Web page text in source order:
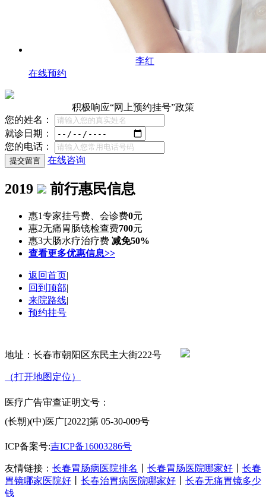
李红
在线预约
积极响应“网上预约挂号”政策
您的姓名：
就诊日期：
您的电话：
在线咨询
2019 前行惠民信息
惠1专家挂号费、会诊费0元
惠2无痛胃肠镜检查费700元
惠3大肠水疗治疗费 减免50%
查看更多优惠信息>>
返回首页|
回到顶部|
来院路线|
预约挂号
地址：长春市朝阳区东民主大街222号
（打开地图定位）
医疗广告审查证明文号：
(长朝)(中)医广[2022]第 05-30-009号
ICP备案号:吉ICP备16003286号
友情链接： 长春胃肠病医院排名 长春胃肠医院哪家好
长春
胃镜哪家医院好
长春治胃病医院哪家好
长春无痛胃镜多少
钱